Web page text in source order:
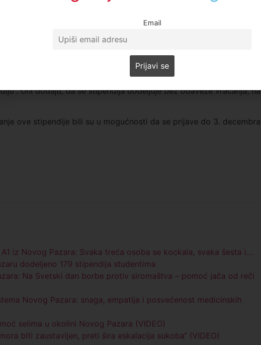
će njih koji su aplicirali dobiti stipendiju. Ovom akcijom
da cenimo njihovu želju za obrazovanjem i da stipendija
podrška tokom školovana”, navodi se u saopštenju.
visini od 50 evra biće isplaćivana u dinarskoj protivvrednosti. Iz
da se broj stipendija utvrđuje se na osnovu prikupljenih sredstva
Oni dodaju, da se stipendija dodeljuje bez obaveze vraćanja, na
ove stipendije bili su u mogućnosti da se prijave do 3. decembra
iz Novog Pazara: Svaka treća osoba se kockala, svaka šesta i…
dodeljeno 179 stipendija studentima
Na Svetski dan borbe protiv siromaštva – pomoć jača od reči
Novog Pazara: snaga, empatija i posvećenost medicinskih
selima u okolini Novog Pazara (VIDEO)
biti zaustavljen, preti šira eskalacija sukoba“ (VIDEO)
Email